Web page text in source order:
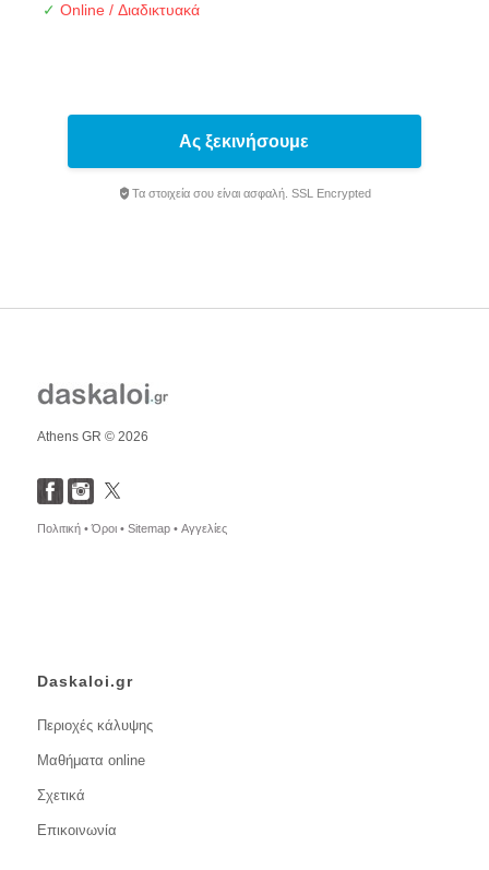
✓ Online / Διαδικτυακά
Ας ξεκινήσουμε
Τα στοιχεία σου είναι ασφαλή. SSL Encrypted
Athens GR © 2026
Πολιτική •Όροι • Sitemap • Αγγελίες
Daskaloi.gr
Περιοχές κάλυψης
Μαθήματα online
Σχετικά
Επικοινωνία